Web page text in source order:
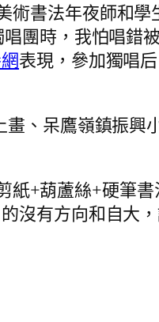
術書法年夜師和學
團時，我怕唱錯
表現，參加獨唱
、呆鷹嶺鎮振興
+葫蘆絲+硬筆書
沒有方向和自大